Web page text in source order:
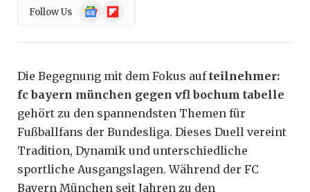
Follow Us
GoogleFlipboard
Die Begegnung mit dem Fokus aufteilnehmer:
fc bayern münchen gegen vfl bochum tabelle
gehört zu den spannendsten Themen für
Fußballfans der Bundesliga. Dieses Duell vereint
Tradition, Dynamik und unterschiedliche
sportliche Ausgangslagen. Während der FC
Bayern München seit Jahren zu den